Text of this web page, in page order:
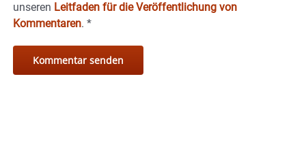
unseren Leitfaden für die Veröffentlichung von
Kommentaren. *